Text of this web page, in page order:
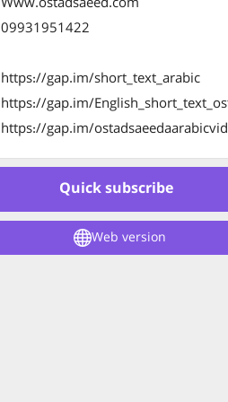
09931951422
https://gap.im/short_text_arabic
https://gap.im/
https://gap.im/
Quick subscribe
Web version